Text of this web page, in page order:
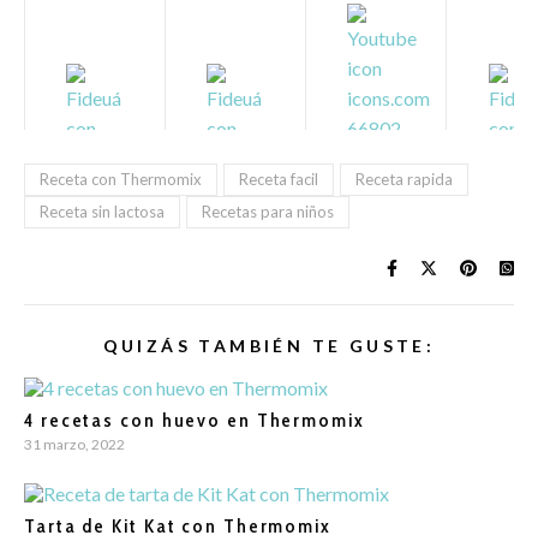
Receta con Thermomix Receta facil
Receta rapida
Receta sin lactosa
Recetas para niños
QUIZÁS TAMBIÉN TE GUSTE:
4 recetas con huevo en Thermomix
31 marzo, 2022
Tarta de Kit Kat con Thermomix